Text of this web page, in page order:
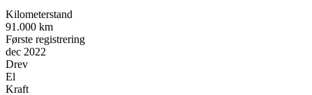
Kilometerstand
91.000 km
Første registrering
dec 2022
Drev
El
Kraft